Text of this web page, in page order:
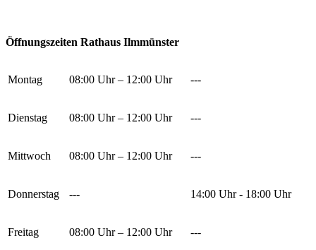
Öffnungszeiten Rathaus Ilmmünster
Montag 08:00 Uhr – 12:00 Uhr ---
Dienstag 08:00 Uhr – 12:00 Uhr ---
Mittwoch 08:00 Uhr – 12:00 Uhr ---
Donnerstag --- 14:00 Uhr - 18:00 Uhr
Freitag 08:00 Uhr – 12:00 Uhr ---